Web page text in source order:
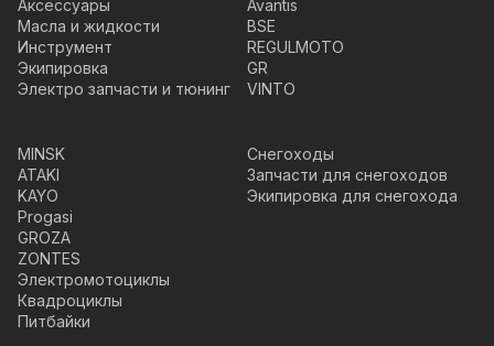
Аксессуары
Масла и жидкости
Инструмент
Экипировка
Электро запчасти и тюнинг
Avantis
BSE
REGULMOTO
GR
VINTO
MINSK
ATAKI
KAYO
Progasi
GROZA
ZONTES
Электромотоциклы
Квадроциклы
Питбайки
Снегоходы
Запчасти для снегоходов
Экипировка для снегохода